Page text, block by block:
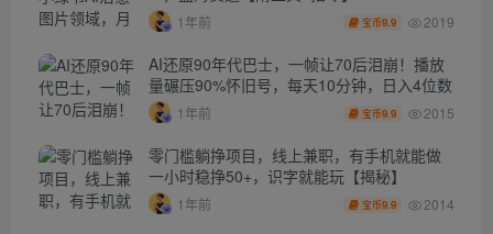
1年前 宝币9.9 2019
AI还原90年代巴士，一帧让70后泪崩！播放
量碾压90%怀旧号，每天10分钟，日入4位数
1年前 宝币9.9 2015
零门槛躺挣项目，线上兼职，有手机就能做
一小时稳挣50+，识字就能玩【揭秘】
1年前 宝币9.9 2014